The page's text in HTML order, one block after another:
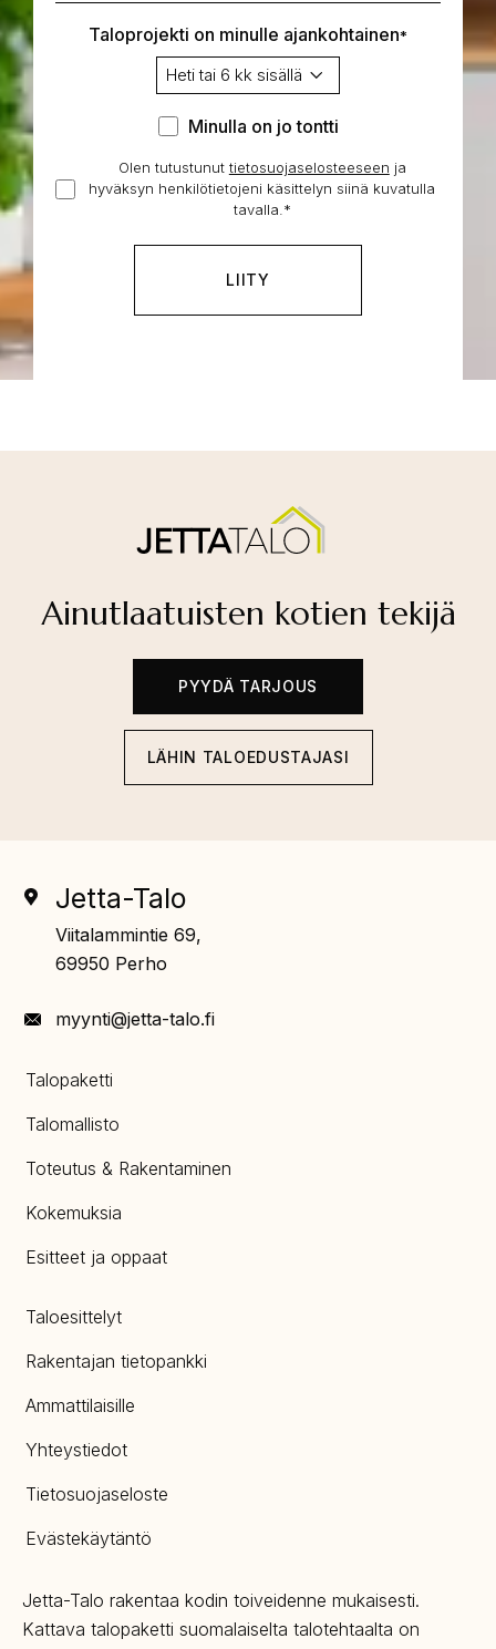
Taloprojekti on minulle ajankohtainen*
Minulla
jo
tontti
Minulla on jo tontti
Hyväksyn
henkilötietojeni
*
Olen tutustunut tietosuojaselosteeseen ja
hyväksyn henkilötietojeni käsittelyn siinä kuvatulla
tavalla.*
Ainutlaatuisten kotien tekijä
PYYDÄ TARJOUS
LÄHIN TALOEDUSTAJASI
Jetta-Talo
Viitalammintie 69,
69950 Perho
myynti@jetta-talo.fi
Talopaketti
Talomallisto
Toteutus & Rakentaminen
Kokemuksia
Esitteet ja oppaat
Taloesittelyt
Rakentajan tietopankki
Ammattilaisille
Yhteystiedot
Tietosuojaseloste
Evästekäytäntö
Jetta-Talo rakentaa kodin toiveidenne mukaisesti.
Kattava talopaketti suomalaiselta talotehtaalta on